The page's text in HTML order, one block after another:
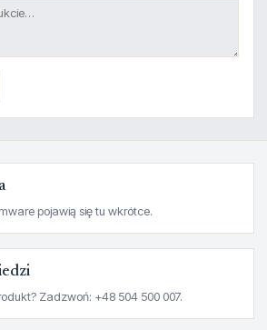
pojawią się tu wkrótce.
Zadzwoń: +48 504 500 007.